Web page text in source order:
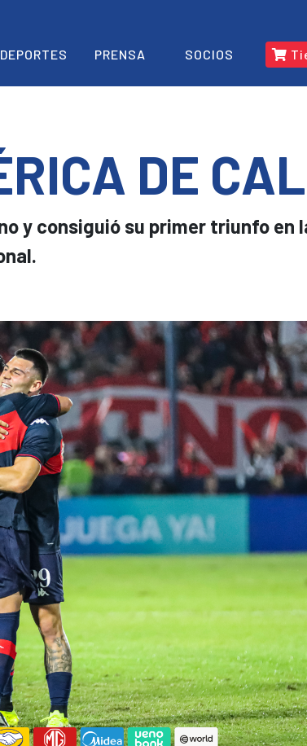
DEPORTES PRENSA SOCIOS
DE
y consiguió su primer triunfo en